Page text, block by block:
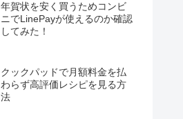
年賀状を安く買うためコンビ
ニでLinePayが使えるのか確認
してみた！
クックパッドで月額料金を払
わらず高評価レシピを見る方
法